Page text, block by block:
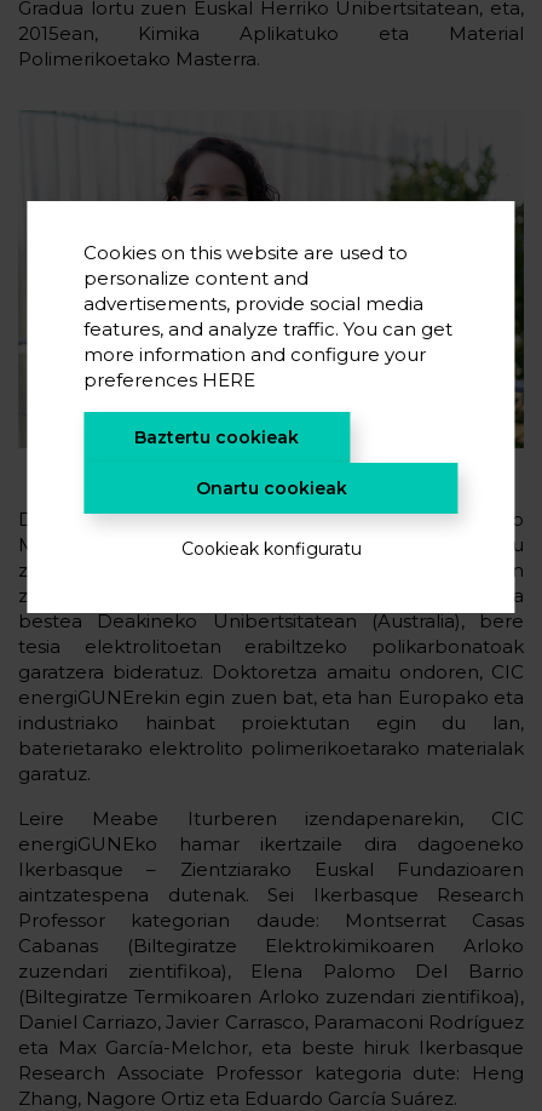
Gradua lortu zuen Euskal Herriko Unibertsitatean, eta,
2015ean, Kimika Aplikatuko eta Material
Polimerikoetako Masterra.
Doktoretza egiteko, Leire Meabek Espainiako
Ministerioaren FPU beka lortu zuen, eta 2019an amaitu
zen Polymaten. Prestakuntzan zehar bi egonaldi egin
zituen, bata Yamagatako Unibertsitatean (Japonia) eta
bestea Deakineko Unibertsitatean (Australia), bere
tesia elektrolitoetan erabiltzeko polikarbonatoak
garatzera bideratuz. Doktoretza amaitu ondoren, CIC
energiGUNErekin egin zuen bat, eta han Europako eta
industriako hainbat proiektutan egin du lan,
baterietarako elektrolito polimerikoetarako materialak
garatuz.
Leire Meabe Iturberen izendapenarekin, CIC
energiGUNEko hamar ikertzaile dira dagoeneko
Ikerbasque – Zientziarako Euskal Fundazioaren
aintzatespena dutenak. Sei Ikerbasque Research
Professor kategorian daude: Montserrat Casas
Cabanas (Biltegiratze Elektrokimikoaren Arloko
zuzendari zientifikoa), Elena Palomo Del Barrio
(Biltegiratze Termikoaren Arloko zuzendari zientifikoa),
Daniel Carriazo, Javier Carrasco, Paramaconi Rodríguez
eta Max García-Melchor, eta beste hiruk Ikerbasque
Research Associate Professor kategoria dute: Heng
Zhang, Nagore Ortiz eta Eduardo García Suárez.
Cookies on this website are used to
personalize content and
advertisements, provide social media
features, and analyze traffic. You can get
more information and configure your
preferences HERE
Baztertu cookieak
Onartu cookieak
Cookieak konfiguratu